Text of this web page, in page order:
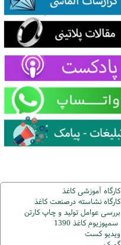
کارگاه آموزشی کاغذ
کارگاه نشاسته درصنعت کاغذ
بررسی عوامل تولید و چاپ کارتن
سمپوزیوم کاغذ 1390
ویدیو کست